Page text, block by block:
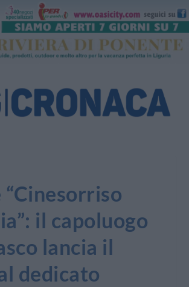
“Cinesorriso
il capoluogo
lancia il
dedicato